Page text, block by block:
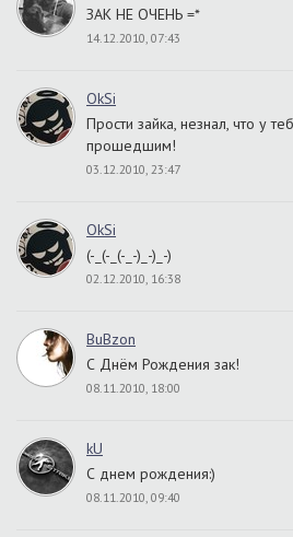
ЗАК НЕ ОЧЕНЬ =*
14.12.2010, 07:43
OkSi
Прости зайка, незнал, что у
прошедшим!
03.12.2010, 23:47
OkSi
(-_(-_(-_-)_-)_-)
02.12.2010, 16:38
BuBzon
С Днём Рождения зак!
08.11.2010, 18:00
kU
С днем рождения:)
08.11.2010, 09:40